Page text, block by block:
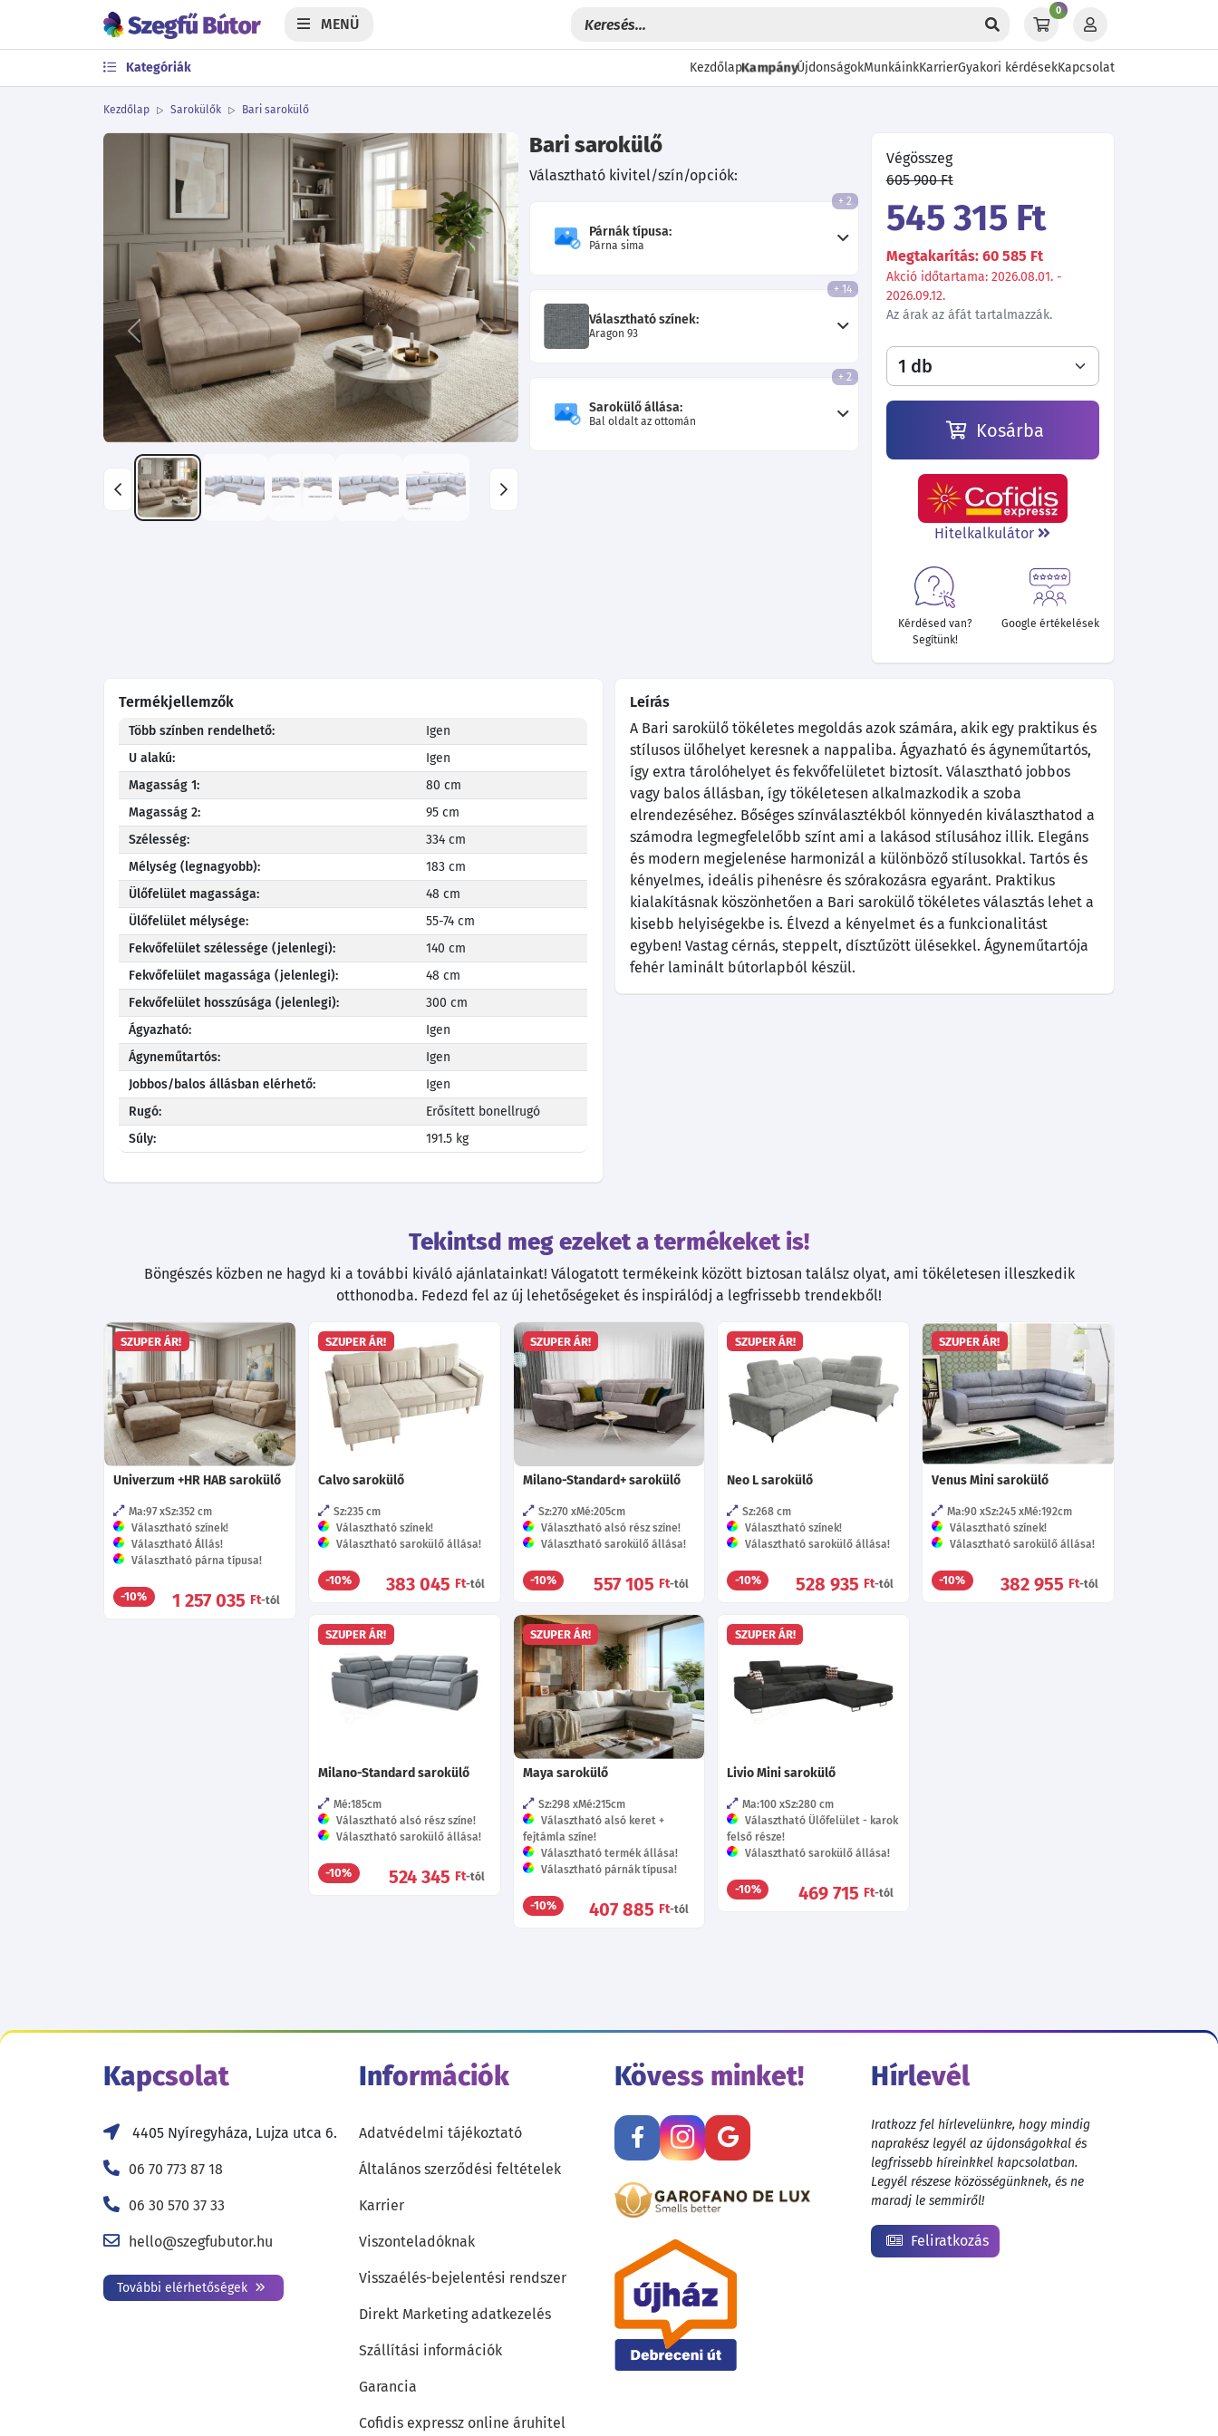
MENÜ
0
Kategóriák KezdőlapKampányÚjdonságokMunkáinkKarrierGyakori kérdésekKapcsolat
Kezdőlap Sarokülők Bari sarokülő
Előző Következő
Bari sarokülő
Választható kivitel/szín/opciók:
Párnák típusa:
Párna sima
+ 2
Választható színek:
Aragon 93
+ 14
Sarokülő állása:
Bal oldalt az ottomán
+ 2
Végösszeg
605 900 Ft
545 315 Ft
Megtakarítás: 60 585 Ft
Akció időtartama: 2026.08.01. -
2026.09.12.
Az árak az áfát tartalmazzák.
Kosárba
Hitelkalkulátor
Kérdésed van?
Segítünk!
Google értékelések
Termékjellemzők
Több színben rendelhető:
Igen
U alakú:
Igen
Magasság 1:
80 cm
Magasság 2:
95 cm
Szélesség:
334 cm
Mélység (legnagyobb):
183 cm
Ülőfelület magassága:
48 cm
Ülőfelület mélysége:
55-74 cm
Fekvőfelület szélessége (jelenlegi):
140 cm
Fekvőfelület magassága (jelenlegi):
48 cm
Fekvőfelület hosszúsága (jelenlegi):
300 cm
Ágyazható:
Igen
Ágyneműtartós:
Igen
Jobbos/balos állásban elérhető:
Igen
Rugó:
Erősített bonellrugó
Súly:
191.5 kg
Leírás
A Bari sarokülő tökéletes megoldás azok számára, akik egy praktikus és
stílusos ülőhelyet keresnek a nappaliba. Ágyazható és ágyneműtartós,
így extra tárolóhelyet és fekvőfelületet biztosít. Választható jobbos
vagy balos állásban, így tökéletesen alkalmazkodik a szoba
elrendezéséhez. Bőséges színválasztékból könnyedén kiválaszthatod a
számodra legmegfelelőbb színt ami a lakásod stílusához illik. Elegáns
és modern megjelenése harmonizál a különböző stílusokkal. Tartós és
kényelmes, ideális pihenésre és szórakozásra egyaránt. Praktikus
kialakításnak köszönhetően a Bari sarokülő tökéletes választás lehet a
kisebb helyiségekbe is. Élvezd a kényelmet és a funkcionalitást
egyben! Vastag cérnás, steppelt, dísztűzött ülésekkel. Ágyneműtartója
fehér laminált bútorlapból készül.
Tekintsd meg ezeket a termékeket is!
Böngészés közben ne hagyd ki a további kiváló ajánlatainkat! Válogatott termékeink között biztosan találsz olyat, ami tökéletesen illeszkedik
otthonodba. Fedezd fel az új lehetőségeket és inspirálódj a legfrissebb trendekből!
SZUPER ÁR!
Univerzum +HR HAB sarokülő
Ma:97 Sz:352 cm
Választható színek!
Választható Állás!
Választható párna típusa!
-10% 1 257 035 Ft-tól
SZUPER ÁR!
Calvo sarokülő
Sz:235cm
Választható színek!
Választható sarokülő állása!
-10% 383 045 Ft-tól
SZUPER ÁR!
Milano-Standard+ sarokülő
Sz:270 Mé:205cm
Választható alsó rész színe!
Választható sarokülő állása!
-10% 557 105 Ft-tól
SZUPER ÁR!
Neo L sarokülő
Sz:268 cm
Választható színek!
Választható sarokülő állása!
-10% 528 935 Ft-tól
SZUPER ÁR!
Venus Mini sarokülő
Ma:90 Sz:245 Mé:192cm
Választható színek!
Választható sarokülő állása!
-10% 382 955 Ft-tól
SZUPER ÁR!
Milano-Standard sarokülő
Mé:185cm
Választható alsó rész színe!
Választható sarokülő állása!
-10% 524 345 Ft-tól
SZUPER ÁR!
Maya sarokülő
Sz:298 Mé:215cm
Választható alsó keret +
fejtámla színe!
Választható termék állása!
Választható párnák típusa!
-10% 407 885 Ft-tól
SZUPER ÁR!
Livio Mini sarokülő
Ma:100 Sz:280 cm
Választható Ülőfelület - karok
felső része!
Választható sarokülő állása!
-10% 469 715 Ft-tól
Kapcsolat
4405 Nyíregyháza, Lujza utca 6.
06 70 773 87 18
06 30 570 37 33
hello@szegfubutor.hu
További elérhetőségek
Információk
Adatvédelmi tájékoztató
Általános szerződési feltételek
Karrier
Viszonteladóknak
Visszaélés-bejelentési rendszer
Direkt Marketing adatkezelés
Szállítási információk
Garancia
Cofidis expressz online áruhitel
Kövess minket! Hírlevél
Iratkozz fel hírlevelünkre, hogy mindig
naprakész legyél az újdonságokkal és
legfrissebb híreinkkel kapcsolatban.
Legyél részese közösségünknek, és ne
maradj le semmiről!
Feliratkozás